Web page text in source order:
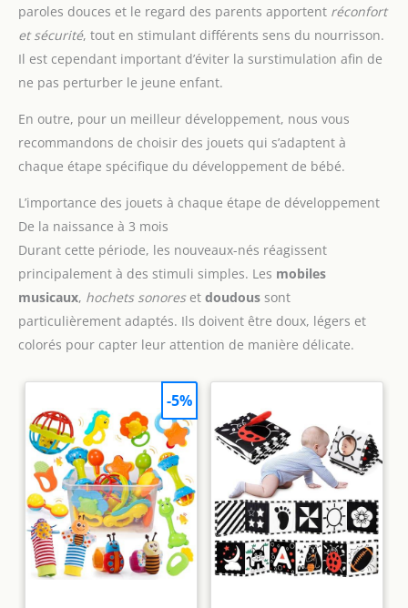
paroles douces et le regard des parents apportent réconfort
et sécurité, tout en stimulant différents sens du nourrisson.
Il est cependant important d’éviter la surstimulation afin de
ne pas perturber le jeune enfant.
En outre, pour un meilleur développement, nous vous
recommandons de choisir des jouets qui s’adaptent à
chaque étape spécifique du développement de bébé.
L’importance des jouets à chaque étape de développement
De la naissance à 3 mois
Durant cette période, les nouveaux-nés réagissent
principalement à des stimuli simples. Les mobiles
musicaux, hochets sonoreset doudous sont
particulièrement adaptés. Ils doivent être doux, légers et
colorés pour capter leur attention de manière délicate.
-5%